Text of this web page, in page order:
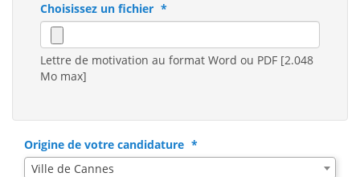
Choisissez un fichier
Lettre de motivation au format Word ou PDF [2.048
Mo max]
Origine de votre candidature
Ville de Cannes